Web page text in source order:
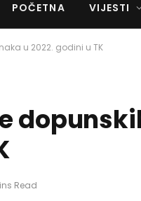
POČETNA VIJESTI
u 2022. godini u TK
Read